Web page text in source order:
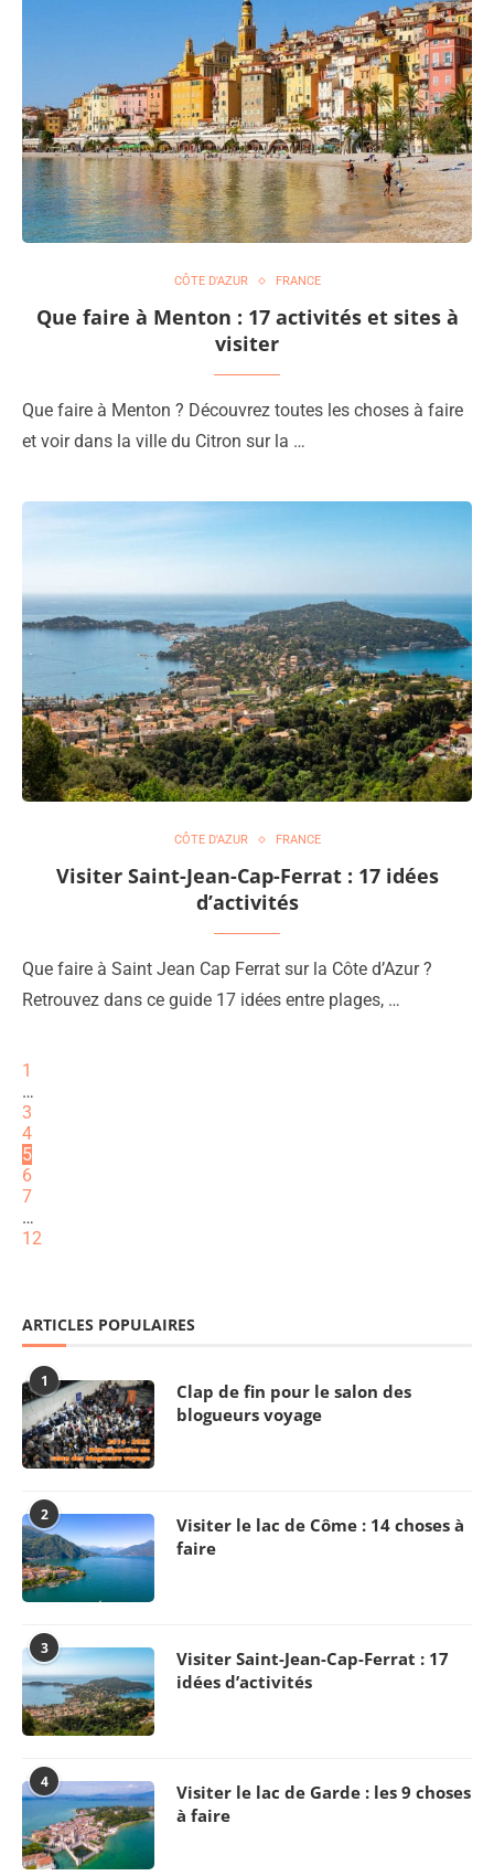
CÔTE D'AZUR FRANCE
Que faire à Menton : 17 activités et sites à
visiter
Que faire à Menton ? Découvrez toutes les choses à faire
et voir dans la ville du Citron sur la …
CÔTE D'AZUR FRANCE
Visiter Saint-Jean-Cap-Ferrat : 17 idées
d’activités
Que faire à Saint Jean Cap Ferrat sur la Côte d’Azur ?
Retrouvez dans ce guide 17 idées entre plages, …
1
…
3
4
5
6
7
…
12
ARTICLES POPULAIRES
1
Clap de fin pour le salon des
blogueurs voyage
2
Visiter le lac de Côme : 14 choses à
faire
3
Visiter Saint-Jean-Cap-Ferrat : 17
idées d’activités
4
Visiter le lac de Garde : les 9 choses
à faire